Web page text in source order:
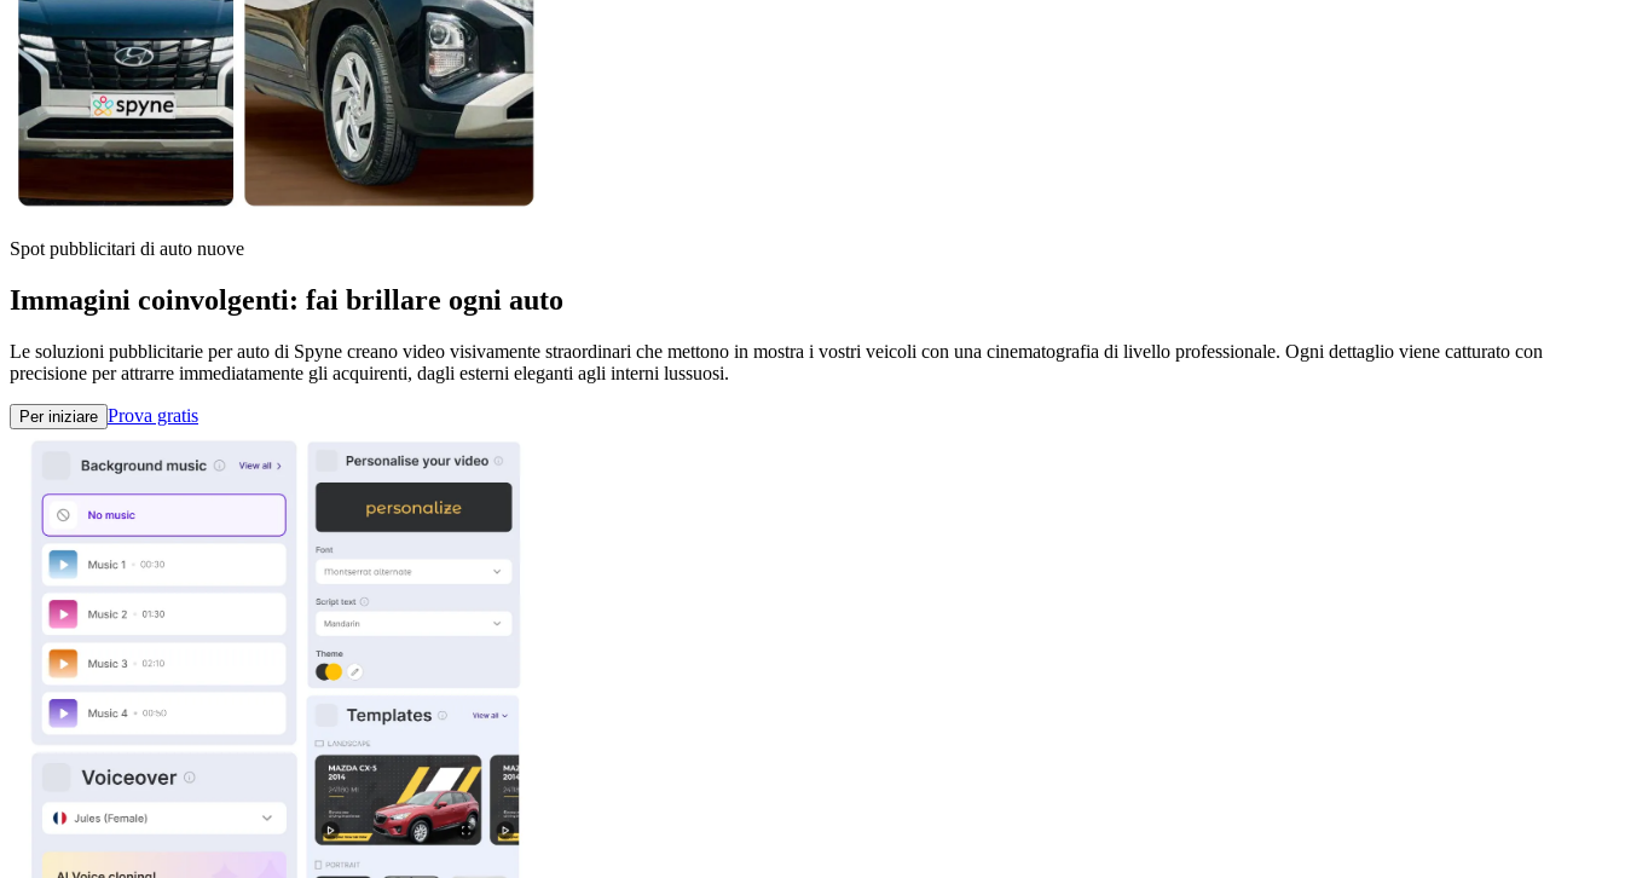
Spot pubblicitari di auto nuove
Immagini coinvolgenti: fai brillare ogni auto
Le soluzioni pubblicitarie per auto di Spyne creano video visivamente straordinari che mettono in mostra i vostri veicoli con una cinematografia di livello professionale. Ogni dettaglio viene catturato con
precisione per attrarre immediatamente gli acquirenti, dagli esterni eleganti agli interni lussuosi.
Per iniziare Prova gratis